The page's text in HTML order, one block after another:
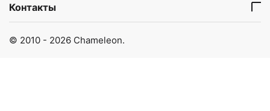
Контакты
© 2010 - 2026 Chameleon.